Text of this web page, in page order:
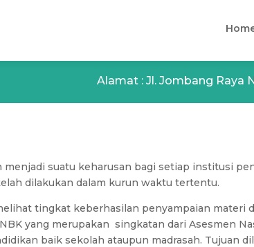
Alamat : Jl. Jombang
suatu keharusan bagi setiap institusi
dilakukan dalam kurun waktu tertentu.
tingkat keberhasilan penyampaian materi
yang merupakan singkatan dari Asesmen
baik sekolah ataupun madrasah. Tujuan